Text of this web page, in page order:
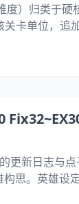
）归类于
卡单位，追
更新日志与
思。英雄设
属性：智力